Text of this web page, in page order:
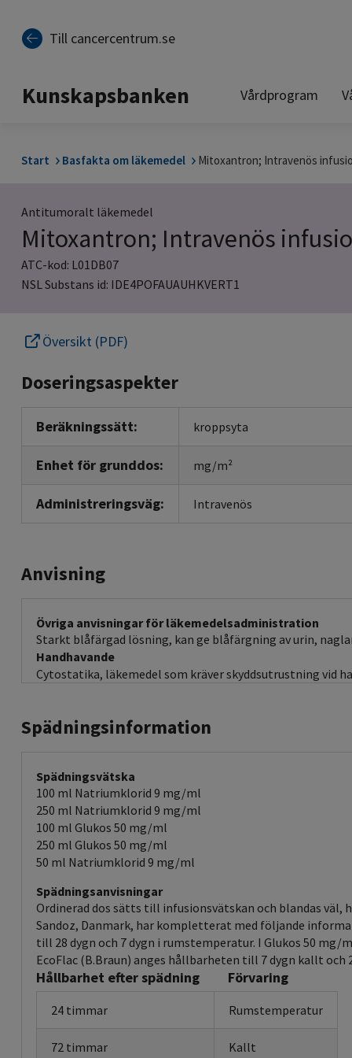
Till cancercentrum.se
Kunskapsbanken Vårdprogram
Start Basfakta om läkemedel Mitoxantron; Intravenös
Antitumoralt läkemedel
Mitoxantron; Intravenös
ATC-kod: L01DB07
NSL Substans id: IDE4POFAUAUHKVERT1
Översikt (PDF)
Doseringsaspekter
Beräkningssätt: kroppsyta
Enhet för grunddos: mg/m²
Administreringsväg: Intravenös
Anvisning
Övriga anvisningar för läkemedelsadministration
Starkt blåfärgad lösning, kan ge blåfärgning av urin,
Handhavande
Cytostatika, läkemedel som kräver skyddsutrustning vid
Spädningsinformation
Spädningsvätska
100 ml Natriumklorid 9 mg/ml
250 ml Natriumklorid 9 mg/ml
100 ml Glukos 50 mg/ml
250 ml Glukos 50 mg/ml
50 ml Natriumklorid 9 mg/ml
Spädningsanvisningar
Ordinerad dos sätts till infusionsvätskan och blandas väl,
Sandoz, Danmark, har kompletterat med följande
till 28 dygn och 7 dygn i rumstemperatur. I Glukos 50
EcoFlac (B.Braun) anges hållbarheten till 7 dygn kallt och
Hållbarhet efter spädning Förvaring
24 timmar Rumstemperatur
72 timmar Kallt